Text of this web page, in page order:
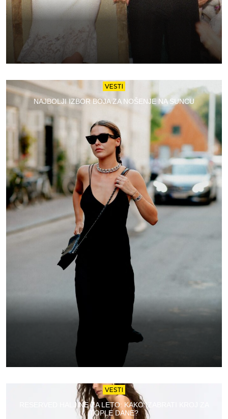
VESTI
NAJBOLJI IZBOR BOJA ZA NOŠENJE NA SUNCU
VESTI
RESERVED HALJINE ZA LETO: KAKO IZABRATI KROJ ZA
TOPLE DANE?